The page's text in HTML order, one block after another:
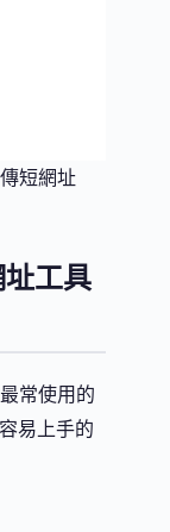
短網址
工具
常使用的
易上手的